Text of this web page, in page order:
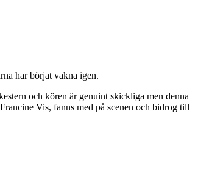
har börjat vakna igen.
och kören är genuint skickliga men denna
Vis, fanns med på scenen och bidrog till